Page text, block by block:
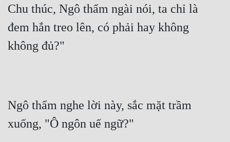
Chu thúc, Ngô thẩm ngài nói, ta chỉ là
đem hắn treo lên, có phải hay không
không đủ?"
Ngô thẩm nghe lời này, sắc mặt trầm
xuống, "Ô ngôn uế ngữ?"